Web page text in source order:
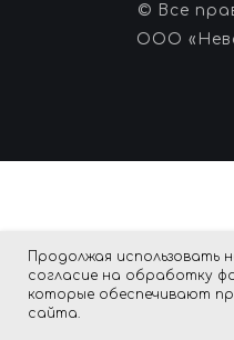
Продолжая
согласие на обработку
которые обеспечивают
сайта.
© Все
ООО